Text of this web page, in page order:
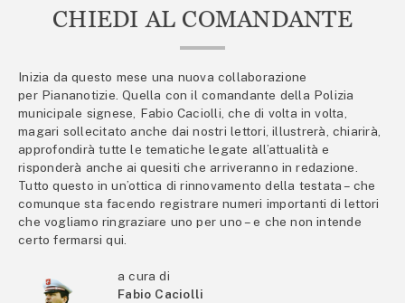
CHIEDI AL COMANDANTE
Inizia da questo mese una nuova collaborazione
per Piananotizie. Quella con il comandante della Polizia
municipale signese, Fabio Caciolli, che di volta in volta,
magari sollecitato anche dai nostri lettori, illustrerà, chiarirà,
approfondirà tutte le tematiche legate all’attualità e
risponderà anche ai quesiti che arriveranno in redazione.
Tutto questo in un’ottica di rinnovamento della testata – che
comunque sta facendo registrare numeri importanti di lettori
che vogliamo ringraziare uno per uno – e che non intende
certo fermarsi qui.
a cura di
Fabio Caciolli